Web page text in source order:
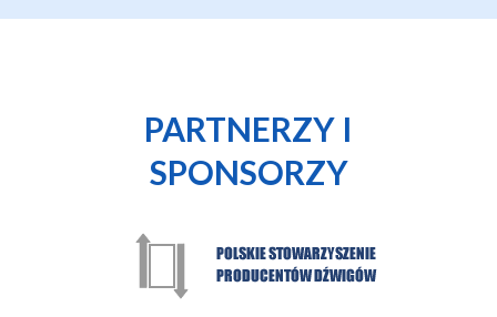
PARTNERZY I
SPONSORZY